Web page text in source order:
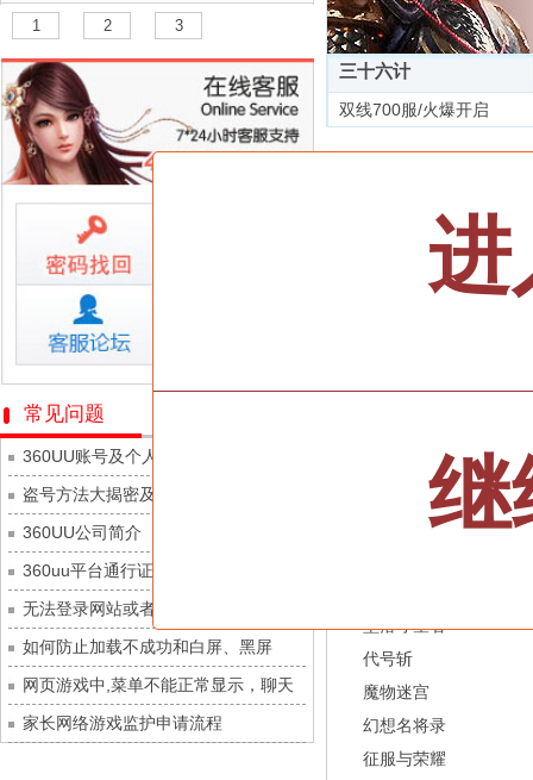
航海霸业
每日新服
晴空双子
每日新服
今日 10:00点
深渊契约
今日 10:00点
坠落守望者
每日新服
今日 10:00点
正中靶心
每日新服
神兵奇迹
每日新服
微乐捕鱼千炮版
帕瓦勇者传说 每日新服
群英风华录
小小仙王
每日新服
少年名将
每日新服
今日 10:00点
寻龙英雄
魔物迷宫
每日新服
城防三国志
每日新服
九梦仙域
每日新服
豌豆大作战
每日新服
灵魂序章
每日新服
冒险守护
每日新服
今日 10:00点
绝地苍穹
每日新服
今日 10:00点
代号斩
每日新服
今日 10:00点
1 2 3
常见问题
360UU账号及个人资料游戏数据安全
盗号方法大揭密及防范措施？
360UU公司简介
360uu平台通行证用户服务协议和相关
的条款和条件
无法登录网站或者看不到游戏列表的解
决方法
如何防止加载不成功和白屏、黑屏
网页游戏中,菜单不能正常显示，聊天
及其它功能不能正常使用的解决办法
家长网络游戏监护申请流程
三十六计
双线700服/火爆开启
仙侠
ABC DEF
天尊传奇
忍术大作战-山海封神
黎明召唤
龙之战歌
坠落守望者
代号斩
魔物迷宫
幻想名将录
征服与荣耀
进
继